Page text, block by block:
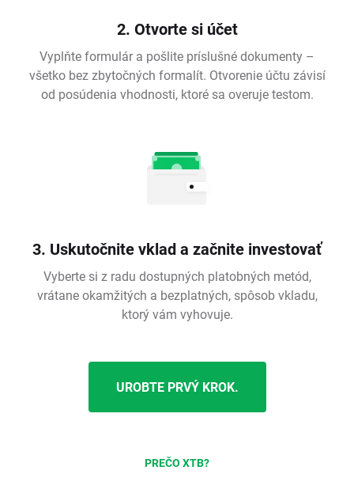
2. Otvorte si účet
Vyplňte formulár a pošlite príslušné dokumenty –
všetko bez zbytočných formalít. Otvorenie účtu závisí
od posúdenia vhodnosti, ktoré sa overuje testom.
3. Uskutočnite vklad a začnite investovať
Vyberte si z radu dostupných platobných metód,
vrátane okamžitých a bezplatných, spôsob vkladu,
ktorý vám vyhovuje.
UROBTE PRVÝ KROK.
PREČO XTB?